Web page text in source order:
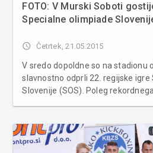
FOTO: V Murski Soboti
Specialne olimpiade
access_time Četrtek, 21.05.2015
V sredo dopoldne so na stadionu
slavnostno odprli 22. regijske igre
Slovenije (SOS). Poleg
Tekmo...